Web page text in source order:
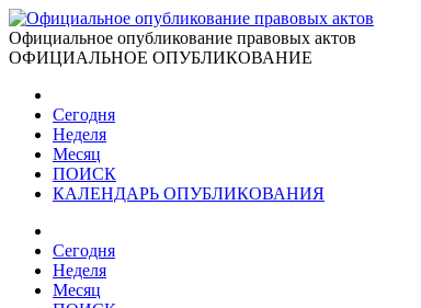
Официальное опубликование правовых актов
ОФИЦИАЛЬНОЕ ОПУБЛИКОВАНИЕ
Сегодня
Неделя
Месяц
ПОИСК
КАЛЕНДАРЬ ОПУБЛИКОВАНИЯ
Сегодня
Неделя
Месяц